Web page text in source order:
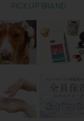
PICK UP BRAND